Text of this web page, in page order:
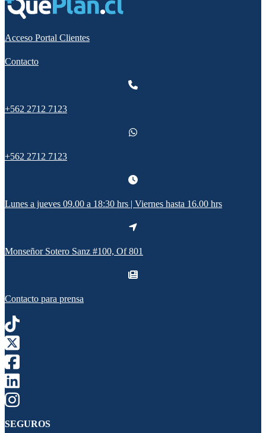
Acceso Portal Clientes
Contacto
+562 2712 7123
+562 2712 7123
Lunes a jueves 09.00 a 18:30 hrs | Viernes hasta 16.00 hrs
Monseñor Sotero Sanz #100, Of 801
Contacto para prensa
SEGUROS